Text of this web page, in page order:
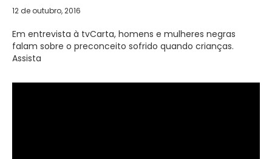
12 de outubro, 2016
Em entrevista à tvCarta, homens e mulheres negras
falam sobre o preconceito sofrido quando crianças.
Assista